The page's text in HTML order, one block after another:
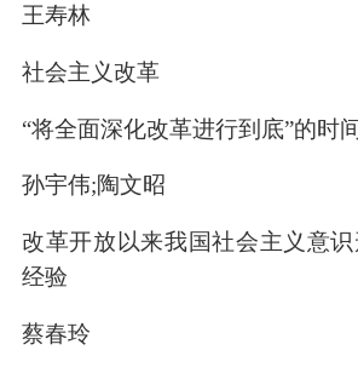
王寿林
社会主义改革
“将全面深化改革进行到底”的时
孙宇伟;陶文昭
改革开放以来我国社会主义意
经验
蔡春玲